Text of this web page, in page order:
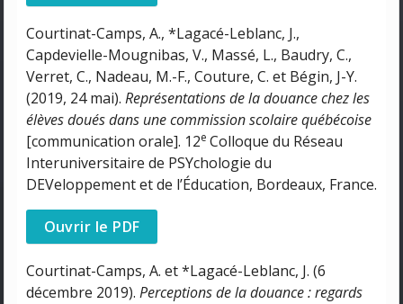
Courtinat-Camps, A., *Lagacé-Leblanc, J.,
Capdevielle-Mougnibas, V., Massé, L., Baudry, C.,
Verret, C., Nadeau, M.-F., Couture, C. et Bégin, J-Y.
(2019, 24 mai). Représentations de la douance chez les
élèves doués dans une commission scolaire québécoise
[communication orale]. 12e Colloque du Réseau
Interuniversitaire de PSYchologie du
DEVeloppement et de l’Éducation, Bordeaux, France.
Ouvrir le PDF
Courtinat-Camps, A. et *Lagacé-Leblanc, J. (6
décembre 2019). Perceptions de la douance : regards